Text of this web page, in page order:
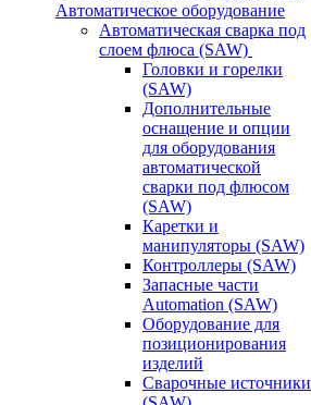
Автоматическое оборудование
Автоматическая сварка под
слоем флюса (SAW)
Головки и горелки
(SAW)
Дополнительные
оснащение и опции
для оборудования
автоматической
сварки под флюсом
(SAW)
Каретки и
манипуляторы (SAW)
Контроллеры (SAW)
Запасные части
Automation (SAW)
Оборудование для
позиционирования
изделий
Сварочные источники